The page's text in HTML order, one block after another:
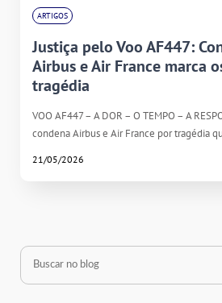
ARTIGOS
Justiça pelo Voo AF447:
Airbus e Air France marca
tragédia
VOO AF447 – A DOR – O TEMPO – A
condena Airbus e Air France por tragédia
21/05/2026